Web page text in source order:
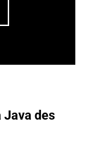
Java des